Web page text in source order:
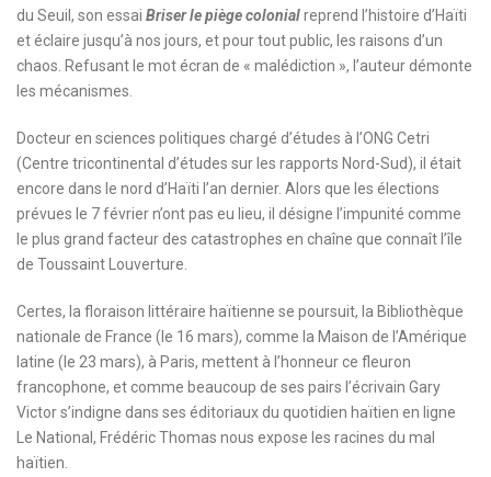
du Seuil, son essai Briser le piège colonialreprend l’histoire d’Haïti
et éclaire jusqu’à nos jours, et pour tout public, les raisons d’un
chaos. Refusant le mot écran de « malédiction », l’auteur démonte
les mécanismes.
Docteur en sciences politiques chargé d’études à l’ONG Cetri
(Centre tricontinental d’études sur les rapports Nord-Sud), il était
encore dans le nord d’Haïti l’an dernier. Alors que les élections
prévues le 7 février n’ont pas eu lieu, il désigne l’impunité comme
le plus grand facteur des catastrophes en chaîne que connaît l’île
de Toussaint Louverture.
Certes, la floraison littéraire haïtienne se poursuit, la Bibliothèque
nationale de France (le 16 mars), comme la Maison de l’Amérique
latine (le 23 mars), à Paris, mettent à l’honneur ce fleuron
francophone, et comme beaucoup de ses pairs l’écrivain Gary
Victor s’indigne dans ses éditoriaux du quotidien haïtien en ligne
Le National, Frédéric Thomas nous expose les racines du mal
haïtien.